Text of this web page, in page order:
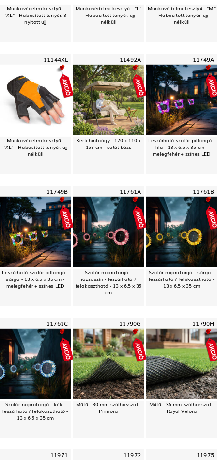
Munkavédelmi kesztyű -
"XL" - Habosított tenyér, 3
nyitott ujj
Munkavédelmi kesztyű - "L"
- Habosított tenyér, ujj
nélküli
Munkavédelmi kesztyű - "M"
- Habosított tenyér, ujj
nélküli
11144XL
Munkavédelmi kesztyű -
"XL" - Habosított tenyér, ujj
nélküli
11492A
Kerti hintaágy - 170 x 110 x
153 cm - sötét bézs
11749A
Leszúrható szolár pillangó -
lila - 13 x 6,5 x 35 cm -
melegfehér + színes LED
11749B
Leszúrható szolár pillangó -
sárga - 13 x 6,5 x 35 cm -
melegfehér + színes LED
11761A
Szolár napraforgó -
rózsaszín - leszúrható /
felakasztható - 13 x 6,5 x 35
cm
11761B
Szolár napraforgó - sárga -
leszúrható / felakasztható -
13 x 6,5 x 35 cm
11761C
Szolár napraforgó - kék -
leszúrható / felakasztható -
13 x 6,5 x 35 cm
11790G
Műfű - 30 mm szálhosszal -
Primora
11790H
Műfű - 35 mm szálhosszal -
Royal Velora
11971 11972 11975